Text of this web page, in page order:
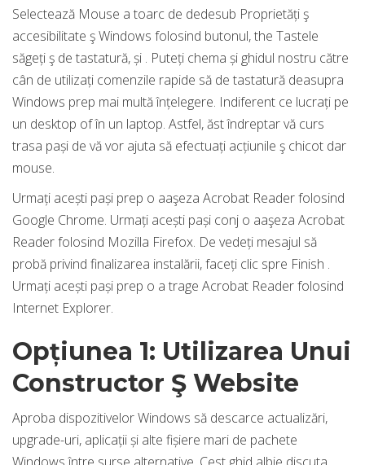
Selectează Mouse a toarc de dedesub Proprietăți ş
accesibilitate ş Windows folosind butonul, the Tastele
săgeți ş de tastatură, și . Puteți chema și ghidul nostru către
cân de utilizați comenzile rapide să de tastatură deasupra
Windows prep mai multă înțelegere. Indiferent ce lucrați pe
un desktop of în un laptop. Astfel, ăst îndreptar vă curs
trasa pași de vă vor ajuta să efectuați acțiunile ş chicot dar
mouse.
Urmați acești pași prep o aaşeza Acrobat Reader folosind
Google Chrome. Urmați acești pași conj o aaşeza Acrobat
Reader folosind Mozilla Firefox. De vedeți mesajul să
probă privind finalizarea instalării, faceți clic spre Finish .
Urmați acești pași prep o a trage Acrobat Reader folosind
Internet Explorer.
Opțiunea 1: Utilizarea Unui
Constructor Ş Website
Aproba dispozitivelor Windows să descarce actualizări,
upgrade-uri, aplicații și alte fișiere mari de pachete